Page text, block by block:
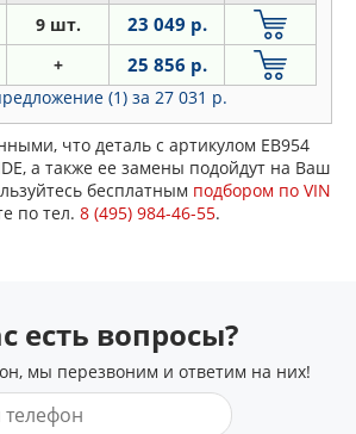
9 шт. 23 049 р.
+ 25 856 р.
(1) за 27 031 р.
что деталь с артикулом EB954
а также ее замены подойдут на Ваш
бесплатным подбором по VIN
по тел. 8 (495) 984-46-55.
есть вопросы?
мы перезвоним и ответим на них!